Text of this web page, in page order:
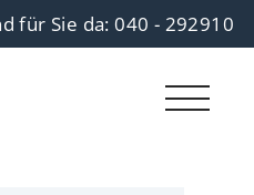
für Sie da: 040 - 292910